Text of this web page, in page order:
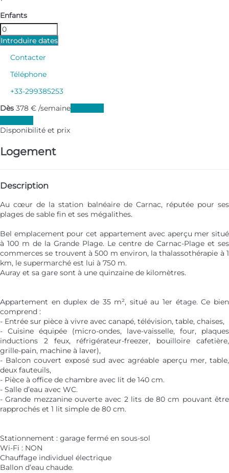
Enfants
Introduire dates
Contacter
Téléphone
+33-299385253
Dès 378 € /semaine
Disponibilité et prix
Logement
Description
Au cœur de la station balnéaire de Carnac, réputée pour ses
plages de sable fin et ses mégalithes.
Bel emplacement pour cet appartement avec aperçu mer situé
à 100 m de la Grande Plage. Le centre de Carnac-Plage et ses
commerces se trouvent à 500 m environ, la thalassothérapie à 1
km, le supermarché est lui à 750 m.
Auray et sa gare sont à une quinzaine de kilomètres.
Appartement en duplex de 35 m², situé au 1er étage. Ce bien
comprend :
- Entrée sur pièce à vivre avec canapé, télévision, table, chaises,
- Cuisine équipée (micro-ondes, lave-vaisselle, four, plaques
inductions 2 feux, réfrigérateur-freezer, bouilloire cafetière,
grille-pain, machine à laver),
- Balcon couvert exposé sud avec agréable aperçu mer, table,
deux fauteuils,
- Pièce à office de chambre avec lit de 140 cm.
- Salle d’eau avec WC.
- Grande mezzanine ouverte avec 2 lits de 80 cm pouvant être
rapprochés et 1 lit simple de 80 cm.
Stationnement : garage fermé en sous-sol
Wi-Fi : NON
Chauffage individuel électrique
Ballon d’eau chaude.